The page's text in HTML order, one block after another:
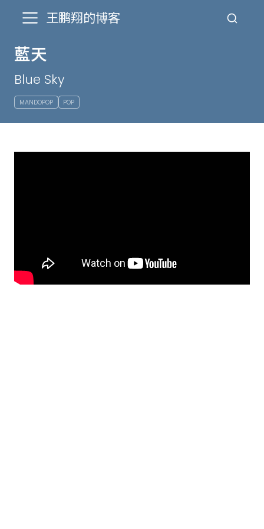
王鹏翔的博客
藍天
Blue Sky
MANDOPOP POP